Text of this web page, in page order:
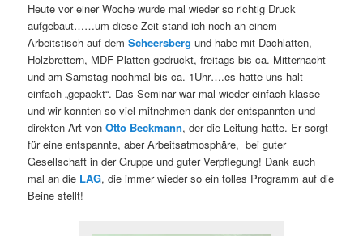
Heute vor einer Woche wurde mal wieder so richtig Druck
aufgebaut……um diese Zeit stand ich noch an einem
Arbeitstisch auf demScheersberg und habe mit Dachlatten,
Holzbrettern, MDF-Platten gedruckt, freitags bis ca. Mitternacht
und am Samstag nochmal bis ca. 1Uhr….es hatte uns halt
einfach „gepackt“. Das Seminar war mal wieder einfach klasse
und wir konnten so viel mitnehmen dank der entspannten und
direkten Art vonOtto Beckmann, der die Leitung hatte. Er sorgt
für eine entspannte, aber Arbeitsatmosphäre, bei guter
Gesellschaft in der Gruppe und guter Verpflegung! Dank auch
mal an die LAG, die immer wieder so ein tolles Programm auf die
Beine stellt!